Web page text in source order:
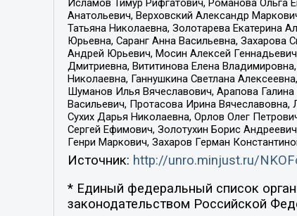
Исламов Тимур Рифгатович, Романова Ольга
Анатольевич, Верховский Александр
Татьяна Николаевна, Золотарева Екатерина
Юрьевна, Саранг Анна Васильевна, Захарова
Андрей Юрьевич, Мосин Алексей
Дмитриевна, Вититинова Елена
Николаевна, Ганнушкина Светлана
Шуманов Илья Вячеславович, Арапова
Васильевич, Протасова Ирина
Сухих Дарья Николаевна, Орлов Олег
Сергей Ефимович, Золотухин Борис
Генри Маркович, Захаров Герман
Источник: http://unro.minjust.ru/
* Единый федеральный список
законодательством Российской